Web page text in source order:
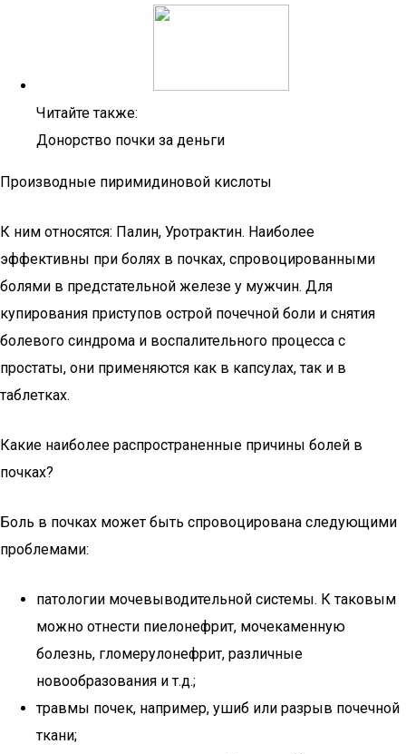
Читайте также:
Донорство почки за деньги
Производные пиримидиновой кислоты
К ним относятся: Палин, Уротрактин. Наиболее
эффективны при болях в почках, спровоцированными
болями в предстательной железе у мужчин. Для
купирования приступов острой почечной боли и снятия
болевого синдрома и воспалительного процесса с
простаты, они применяются как в капсулах, так и в
таблетках.
Какие наиболее распространенные причины болей в
почках?
Боль в почках может быть спровоцирована следующими
проблемами:
патологии мочевыводительной системы. К таковым
можно отнести пиелонефрит, мочекаменную
болезнь, гломерулонефрит, различные
новообразования и т.д.;
травмы почек, например, ушиб или разрыв почечной
ткани;